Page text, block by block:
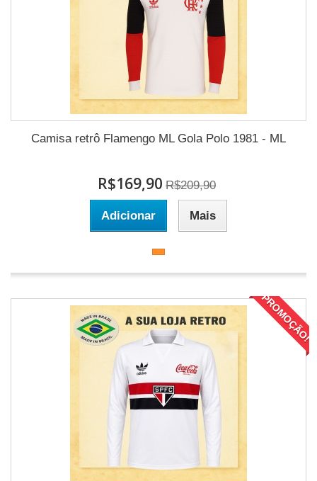
Camisa retrô Flamengo ML Gola Polo 1981 - ML
R$169,90 R$209,90
Adicionar Mais
PROMOÇÃO!